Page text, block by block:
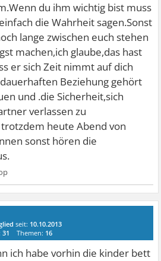
du ihm wichtig bist muss
die Wahrheit sagen.Sonst
lange zwischen euch stehen
machen,ich glaube,das hast
er sich Zeit nimmt auf dich
Beziehung gehört
und .die Sicherheit,sich
verlassen zu
heute Abend von
sonst hören die
seit: 10.10.2013
31 Themen: 16
ich habe vorhin die kinder bett